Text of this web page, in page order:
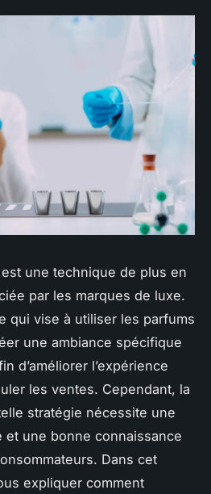
une technique de plus en
par les marques de luxe.
qui vise à utiliser les parfums
une ambiance spécifique
d’améliorer l’expérience
les ventes. Cependant, la
stratégie nécessite une
une bonne connaissance
Dans cet
expliquer comment